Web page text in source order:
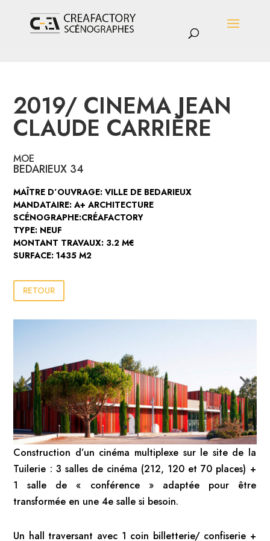
2019/ CINEMA JEAN
CLAUDE CARRIÈRE
MOE
BEDARIEUX 34
MAÎTRE D’OUVRAGE: VILLE DE BEDARIEUX
MANDATAIRE: A+ ARCHITECTURE
SCÉNOGRAPHE:CRÉAFACTORY
TYPE: NEUF
MONTANT TRAVAUX: 3.2 M€
SURFACE: 1435 M2
RETOUR
Construction d’un cinéma multiplexe sur le site de la
Tuilerie : 3 salles de cinéma (212, 120 et 70 places) +
1 salle de « conférence » adaptée pour être
transformée en une 4e salle si besoin.
Un hall traversant avec 1 coin billetterie/ confiserie +